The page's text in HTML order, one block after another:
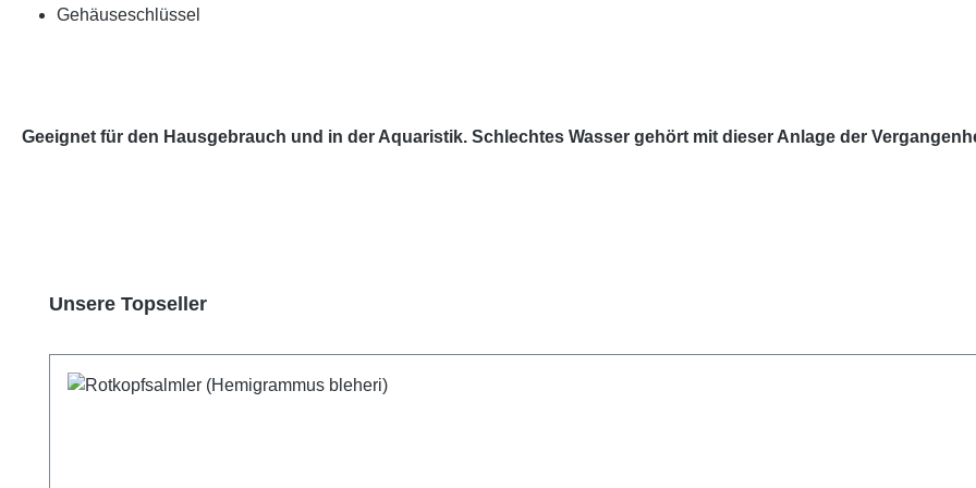
Gehäuseschlüssel
Geeignet für den Hausgebrauch und in der Aquaristik. Schlechtes Wasser gehört mit dieser Anlage der
Produktgalerie überspringen
Unsere Topseller